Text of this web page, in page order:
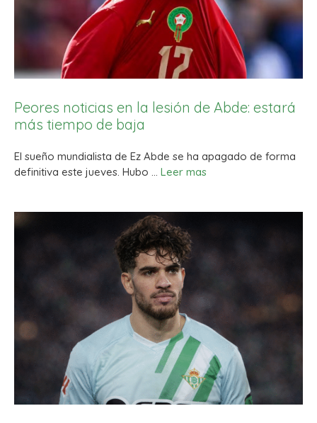
Peores noticias en la lesión de Abde: estará
más tiempo de baja
El sueño mundialista de Ez Abde se ha apagado de forma
definitiva este jueves. Hubo … Leer mas